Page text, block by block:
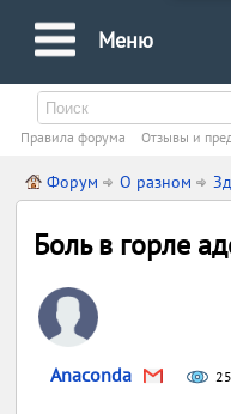
Меню
Правила форума Oтзывы и
Форум О разном
Боль в горле
Anaconda